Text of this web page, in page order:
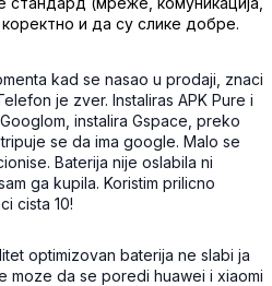
и да су слике добре.
kad se nasao u prodaji, znaci
je zver. Instaliras APK Pure i
instalira Gspace, preko
se da ima google. Malo se
Baterija nije oslabila ni
ga kupila. Koristim prilicno
cista 10!
optimizovan baterija ne slabi ja
moze da se poredi huawei i xiaomi